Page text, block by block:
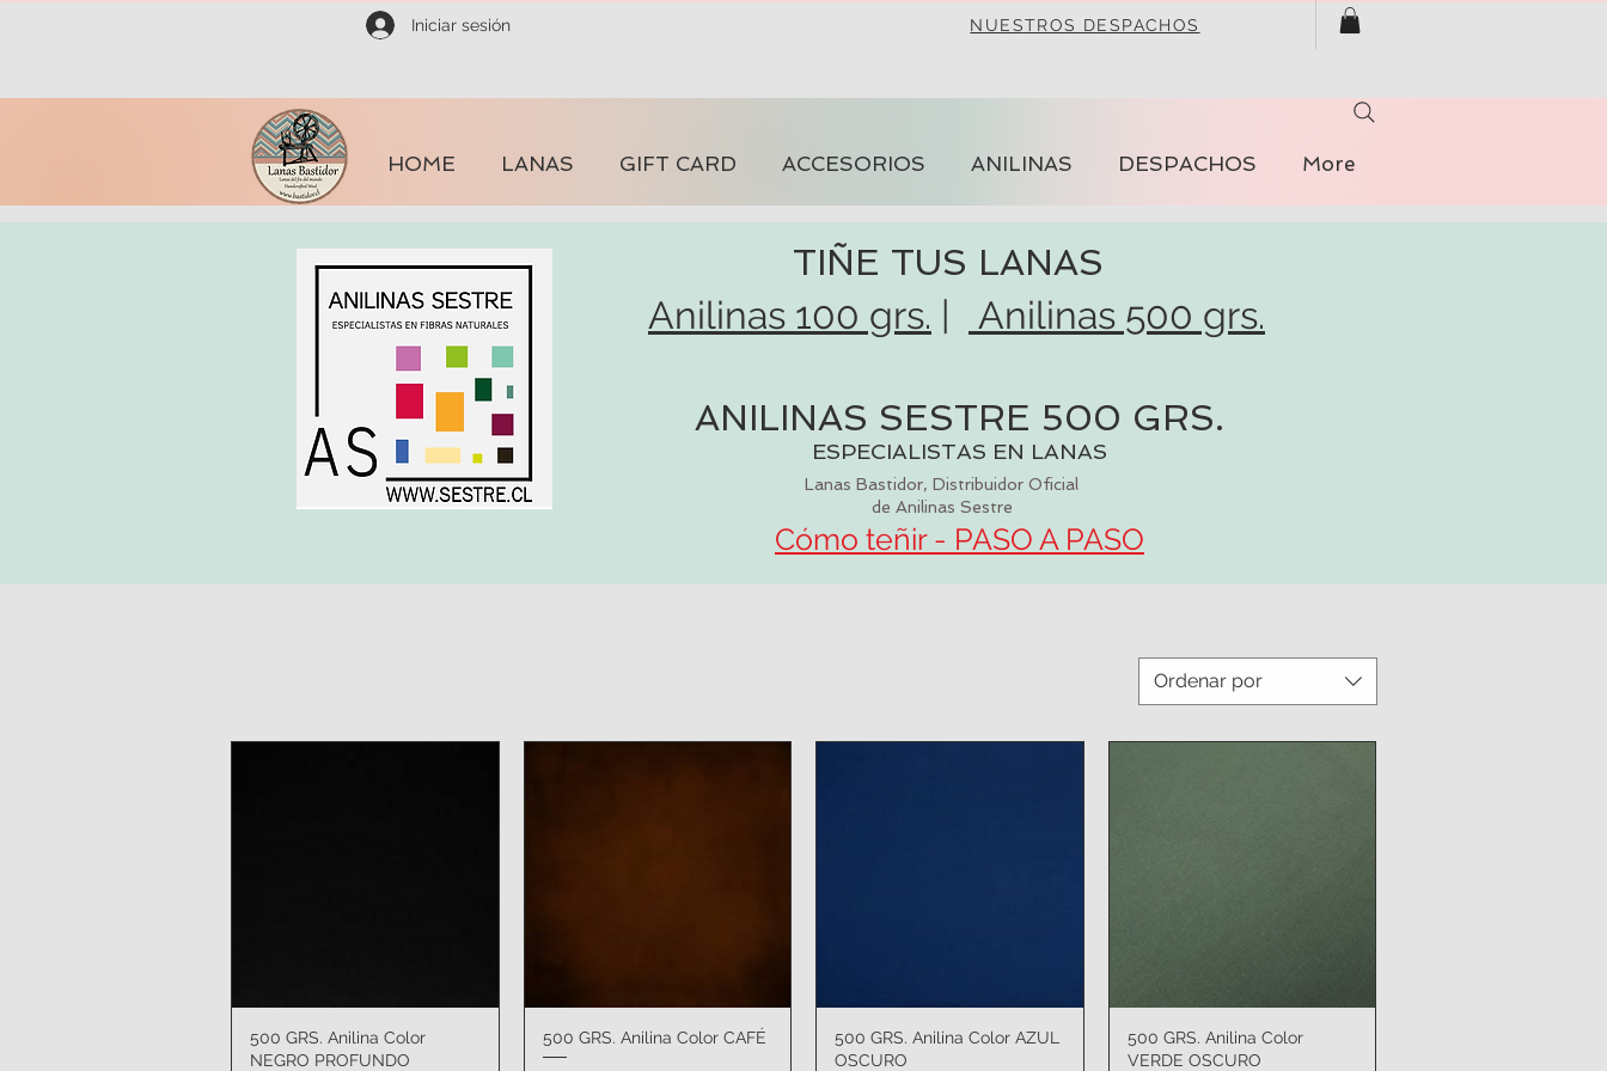
Iniciar sesión NUESTROS DESPACHOS
HOME LANAS GIFT CARD ACCESORIOS ANILINAS DESPACHOS More
TIÑE TUS LANAS
Anilinas 100 grs. | Anilinas 500 grs.
ANILINAS SESTRE 500 GRS.
ESPECIALISTAS EN LANAS
Lanas Bastidor, Distribuidor Oficial
de Anilinas Sestre
Cómo teñir - PASO A PASO
Ordenar por
Vista rápida
500 GRS. Anilina Color
NEGRO PROFUNDO
Vista rápida
500 GRS. Anilina Color CAFÉ Vista rápida
500 GRS. Anilina Color AZUL
OSCURO
Vista rápida
500 GRS. Anilina Color
VERDE OSCURO